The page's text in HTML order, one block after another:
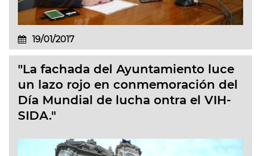
19/01/2017
"La fachada del Ayuntamiento luce
un lazo rojo en conmemoración del
Día Mundial de lucha ontra el VIH-
SIDA."